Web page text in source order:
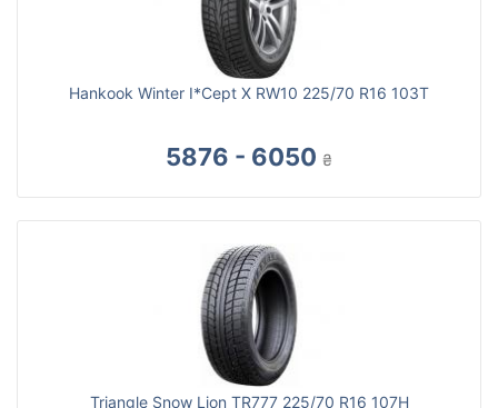
Hankook Winter I*Cept X RW10 225/70 R16 103T
5876 - 6050 ₴
Triangle Snow Lion TR777 225/70 R16 107H